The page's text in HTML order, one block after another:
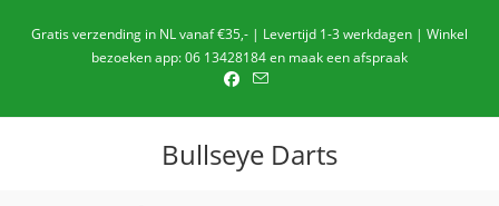
naarGratis verzending in NL vanaf €35,- | Levertijd 1-3 werkdagen | Winkel
bezoeken app: 06 13428184 en maak een afspraak
Bullseye Darts